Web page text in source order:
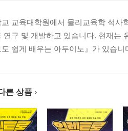
교육대학원에서 물리교육학 석
연구 및 개발하고 있습니다. 현재는
도 쉽게 배우는 아두이노』가 있습니
른 상품